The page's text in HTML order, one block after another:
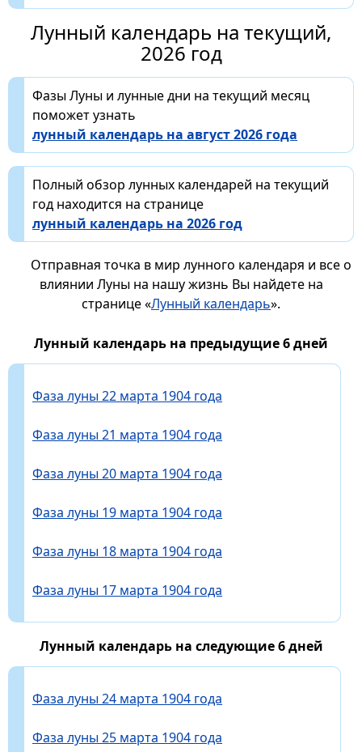
Лунный календарь на текущий,
2026 год
Фазы Луны и лунные дни на текущий месяц
поможет узнать
лунный календарь на август 2026 года
Полный обзор лунных календарей на текущий
год находится на странице
лунный календарь на 2026 год
Отправная точка в мир лунного календаря и все о
влиянии Луны на нашу жизнь Вы найдете на
странице «Лунный календарь».
Лунный календарь на предыдущие 6 дней
Фаза луны 22 марта 1904 года
Фаза луны 21 марта 1904 года
Фаза луны 20 марта 1904 года
Фаза луны 19 марта 1904 года
Фаза луны 18 марта 1904 года
Фаза луны 17 марта 1904 года
Лунный календарь на следующие 6 дней
Фаза луны 24 марта 1904 года
Фаза луны 25 марта 1904 года